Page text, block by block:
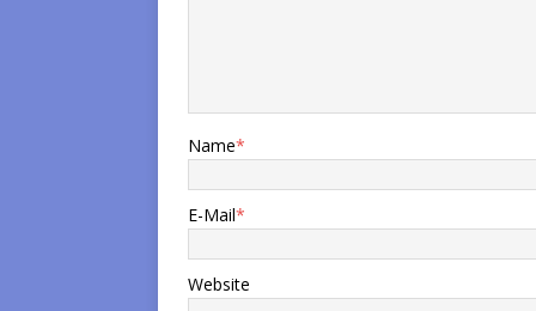
Name*
E-Mail*
Website